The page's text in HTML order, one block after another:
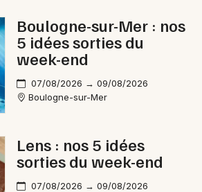
Je m'abonne
Boulogne-sur-Mer : nos
5 idées sorties du
week-end
07/08/2026 → 09/08/2026
Boulogne-sur-Mer
Lens : nos 5 idées
sorties du week-end
07/08/2026 → 09/08/2026